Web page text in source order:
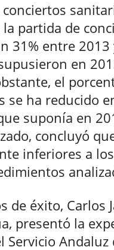
partida de
31% entre
en
el
se ha reducido
suponía en
concluyó
inferiores a
de éxito, Carlos
presentó la
Andaluz